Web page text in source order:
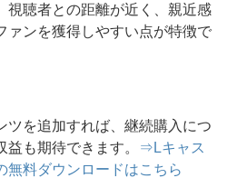
視聴者との距離が近く、親近感
ァンを獲得しやすい点が特徴で
ツを追加すれば、継続購入につ
も期待できます。
⇒Lキャス
無料ダウンロードはこちら